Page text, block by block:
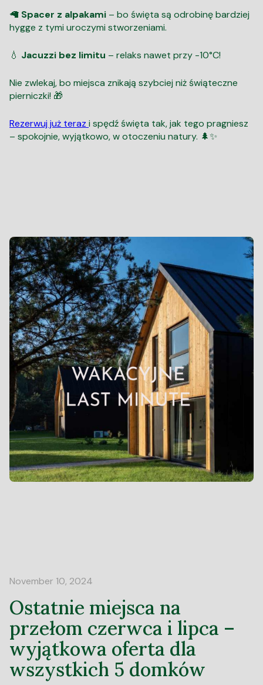
🦙 Spacer z alpakami – bo święta są odrobinę bardziej
hygge z tymi uroczymi stworzeniami.
💧 Jacuzzi bez limitu – relaks nawet przy -10°C!
Nie zwlekaj, bo miejsca znikają szybciej niż świąteczne
pierniczki! 🎁
Rezerwuj już teraz i spędź święta tak, jak tego pragniesz
– spokojnie, wyjątkowo, w otoczeniu natury. 🌲✨
November 10, 2024
Ostatnie miejsca na
przełom czerwca i lipca –
wyjątkowa oferta dla
wszystkich 5 domków